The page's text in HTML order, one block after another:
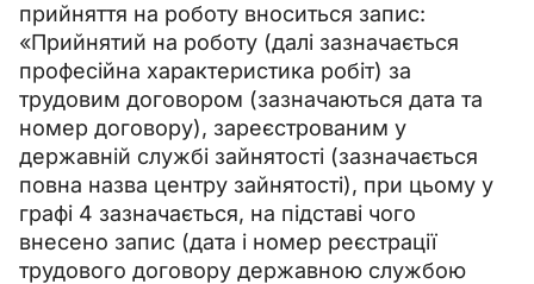
прийняття на роботу вноситься запис:
«Прийнятий на роботу (далі зазначається
професійна характеристика робіт) за
трудовим договором (зазначаються дата та
номер договору), зареєстрованим у
державній службі зайнятості (зазначається
повна назва центру зайнятості), при цьому у
графі 4 зазначається, на підставі чого
внесено запис (дата і номер реєстрації
трудового договору державною службою